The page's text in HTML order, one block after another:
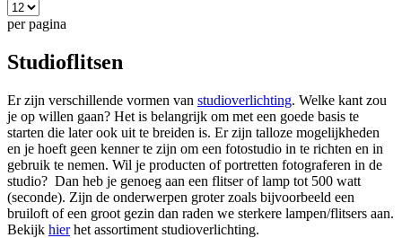
per pagina
Studioflitsen
Er zijn verschillende vormen van studioverlichting. Welke kant zou
je op willen gaan? Het is belangrijk om met een goede basis te
starten die later ook uit te breiden is. Er zijn talloze mogelijkheden
en je hoeft geen kenner te zijn om een fotostudio in te richten en in
gebruik te nemen. Wil je producten of portretten fotograferen in de
studio? Dan heb je genoeg aan een flitser of lamp tot 500 watt
(seconde). Zijn de onderwerpen groter zoals bijvoorbeeld een
bruiloft of een groot gezin dan raden we sterkere lampen/flitsers aan.
Bekijk hierhet assortiment studioverlichting.